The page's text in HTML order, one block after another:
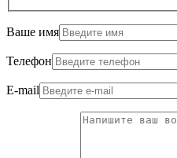
Ваше имя
Телефон
E-mail